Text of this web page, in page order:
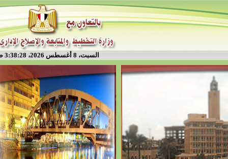
السبت، 8 أغسطس 2026، 3:38:28 ص